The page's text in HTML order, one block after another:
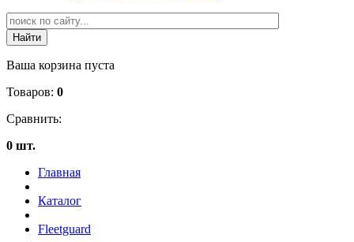
Ваша корзина пуста
Товаров: 0
Сравнить:
0 шт.
Главная
Каталог
Fleetguard